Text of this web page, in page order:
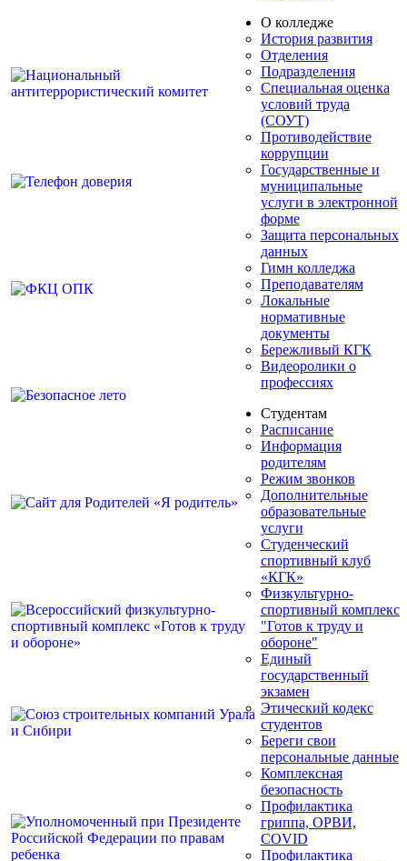
О колледже
История развития
Отделения
Подразделения
Специальная оценка
условий труда
(СОУТ)
Противодействие
коррупции
Государственные и
муниципальные
услуги в электронной
форме
Защита персональных
данных
Гимн колледжа
Преподавателям
Локальные
нормативные
документы
Бережливый КГК
Видеоролики о
профессиях
Студентам
Расписание
Информация
родителям
Режим звонков
Дополнительные
образовательные
услуги
Студенческий
спортивный клуб
«КГК»
Физкультурно-
спортивный комплекс
"Готов к труду и
обороне"
Единый
государственный
экзамен
Этический кодекс
студентов
Береги свои
персональные данные
Комплексная
безопасность
Профилактика
гриппа, ОРВИ,
COVID
Профилактика